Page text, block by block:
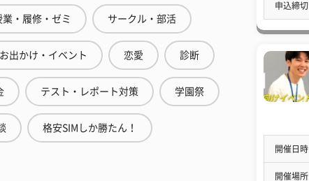
業・履修・ゼミ サークル・部活
お出かけ・イベント 恋愛 診断
テスト・レポート対策 学園祭
格安SIMしか勝たん！
申込締切
開催日時
開催場所